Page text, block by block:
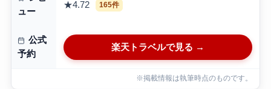
ュー
★4.72 165件
公式
予約
楽天トラベルで見る →
※掲載情報は執筆時点のものです。